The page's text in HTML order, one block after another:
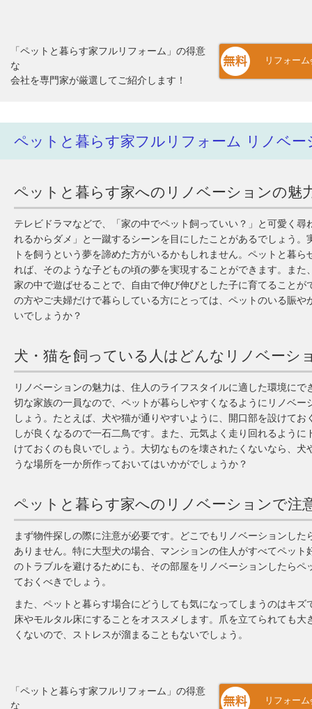
「ペットと暮らす家フルリフォーム」の得意
な
会社を専門家が厳選してご紹介します！
リフォー
ペットと暮らす家フルリフォーム リノベ
ペットと暮らす家へのリノベーションの魅
テレビドラマなどで、「家の中でペット飼っていい？」と可愛く尋
れるからダメ」と一蹴するシーンを目にしたことがあるでしょう。
トを飼うという夢を諦めた方がいるかもしれません。ペットと暮ら
れば、そのような子どもの頃の夢を実現することができます。また
家の中で遊ばせることで、自由で伸び伸びとした子に育てることが
の方やご夫婦だけで暮らしている方にとっては、ペットのいる賑や
いでしょうか？
犬・猫を飼っている人はどんなリノベーシ
リノベーションの魅力は、住人のライフスタイルに適した環境にで
切な家族の一員なので、ペットが暮らしやすくなるようにリノベー
しょう。たとえば、犬や猫が通りやすいように、開口部を設けてお
しが良くなるので一石二鳥です。また、元気よく走り回れるように
けておくのも良いでしょう。大切なものを壊されたくないなら、犬
うな場所を一か所作っておいてはいかがでしょうか？
ペットと暮らす家へのリノベーションで注
まず物件探しの際に注意が必要です。どこでもリノベーションした
ありません。特に大型犬の場合、マンションの住人がすべてペット
のトラブルを避けるためにも、その部屋をリノベーションしたらペ
ておくべきでしょう。
また、ペットと暮らす場合にどうしても気になってしまうのはキズ
床やモルタル床にすることをオススメします。爪を立てられても大
くないので、ストレスが溜まることもないでしょう。
「ペットと暮らす家フルリフォーム」の得意
な
リフォー